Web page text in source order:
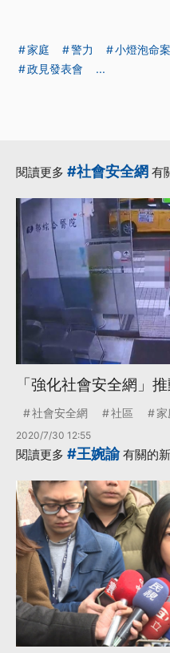
家庭 警力
小燈泡命案
政見發表會
...
閱讀更多 #社會安全網 有
「強化社會安全網」
社會安全網 社區 家
2020/7/30 12:55
閱讀更多 #王婉諭有關的